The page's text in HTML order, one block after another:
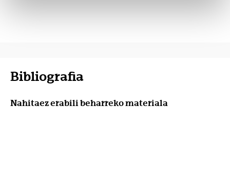
Bibliografia
Nahitaez erabili beharreko materiala